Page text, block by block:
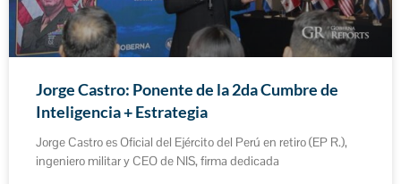
Jorge Castro: Ponente de la 2da Cumbre de
Inteligencia + Estrategia
Jorge Castro es Oficial del Ejército del Perú en retiro (EP R.),
ingeniero militar y CEO de NIS, firma dedicada